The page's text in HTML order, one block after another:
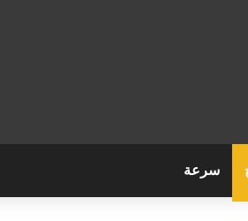
سرعة